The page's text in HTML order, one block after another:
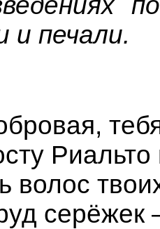
и печали.
Риальто
волос
серёжек